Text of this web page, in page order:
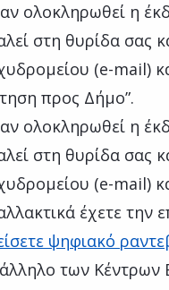
ολοκληρωθεί η
στη θυρίδα σας
(e-mail)
προς Δήμο”.
ολοκληρωθεί η
στη θυρίδα σας
(e-mail)
έχετε την
ψηφιακό
των Κέντρων